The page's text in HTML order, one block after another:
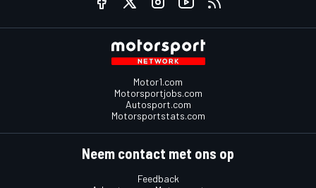
Motor1.com
Motorsportjobs.com
Autosport.com
Motorsportstats.com
Neem contact met ons op
Feedback